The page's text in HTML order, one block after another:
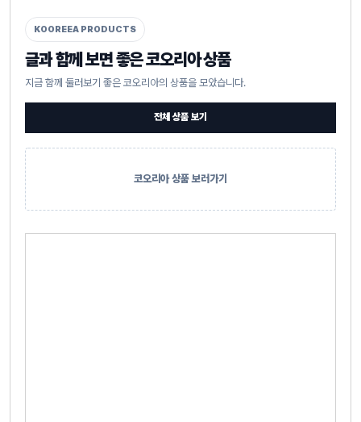
KOOREEA PRODUCTS
글과 함께 보면 좋은 코오리아 상품
지금 함께 둘러보기 좋은 코오리아의 상품을 모았습니다.
전체 상품 보기
코오리아 상품 보러가기